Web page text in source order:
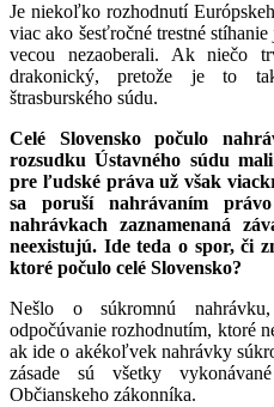
Je niekoľko rozhodnutí
viac ako šesťročné trestné
vecou nezaoberali. Ak niečo
drakonický, pretože je to
štrasburského súdu.
Celé Slovensko počulo
rozsudku Ústavného súdu
pre ľudské práva už však
sa poruší nahrávaním
nahrávkach zaznamenaná
neexistujú. Ide teda o spor, či
ktoré počulo celé Slovensko?
Nešlo o súkromnú
odpočúvanie rozhodnutím, ktoré
ak ide o akékoľvek nahrávky
zásade sú všetky
Občianskeho zákonníka.